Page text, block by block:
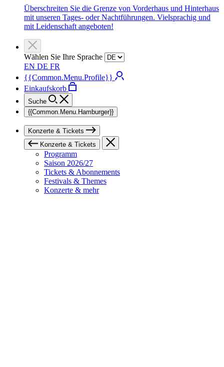
Überschreiten Sie die Grenze von Vorderhaus und Hinterhaus
mit unseren Tages- oder Nachtführungen. Vielsprachig und
mit Leidenschaft angeboten!
Wählen Sie Ihre Sprache
EN DE FR
{{Common.Menu.Profile}}
Einkaufskorb
Suche
{{Common.Menu.Hamburger}}
Konzerte & Tickets
Konzerte & Tickets
Programm
Saison 2026/27
Tickets & Abonnements
Festivals & Themes
Konzerte & mehr